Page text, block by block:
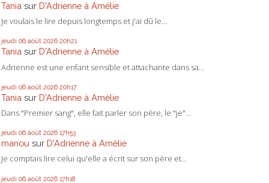
Tania sur D'Adrienne à Amélie
Je voulais le lire depuis longtemps et j'ai dû le...
jeudi 06 août 2026 20h21
Tania sur D'Adrienne à Amélie
Adrienne est une enfant sensible et attachante dans sa...
jeudi 06 août 2026 20h17
Tania sur D'Adrienne à Amélie
Dans "Premier sang", elle fait parler son père, le "je"...
jeudi 06 août 2026 17h53
manou sur D'Adrienne à Amélie
Je comptais lire celui qu'elle a écrit sur son père et...
jeudi 06 août 2026 17h18